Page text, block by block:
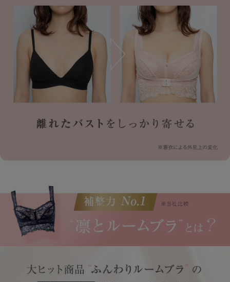
レッグケア
フェムケア
ブラパッド／ギフト
バストケアコスメ
術後用ブラ
ランキング
セール
新商品
定期便
BEST SELLER